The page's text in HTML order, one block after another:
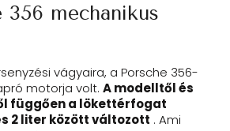
356 mechanikus
vágyaira, a Porsche 356-
motorja volt. A modelltől és
függően a lökettérfogat
2 liter között változott . Ami